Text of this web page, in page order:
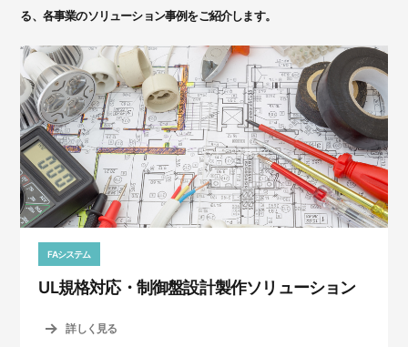
る、各事業のソリューション事例をご紹介します。
FAシステム
UL規格対応・制御盤設計製作ソリューション
詳しく見る